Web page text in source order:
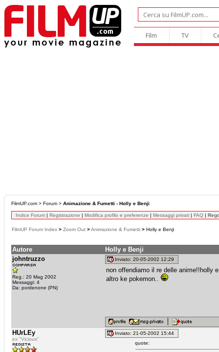
Film TV
FilmUP.com > Forum > Animazione & Fumetti - Holly e Benji
Indice Forum | Registrazione | Modifica profilo e preferenze | Messaggi privati | FAQ |
FilmUP Forum Index > Zoom Out >Animazione & Fumetti > Holly e Benji
Autore
Holly e Benji
johntruzzo
Reg.: 20 Mag 2002
Messaggi: 4
Da: pordenone (PN)
Inviato: 20-05-2002 12:29
non offendiamo il re delle anime!!holly
altro ke pokemon..
HUrLEy
ex "Vicious"
Inviato: 21-05-2002 15:44
quote: